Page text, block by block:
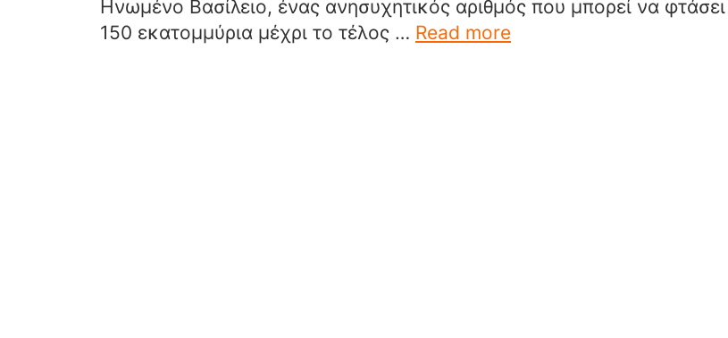
Ηνωμένο Βασίλειο, ένας ανησυχητικός αριθμός που μπορεί να φτάσει
150 εκατομμύρια μέχρι το τέλος … Read more